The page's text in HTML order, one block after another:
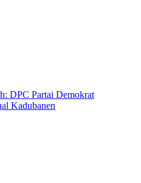
DPC Partai Demokrat
Kadubanen